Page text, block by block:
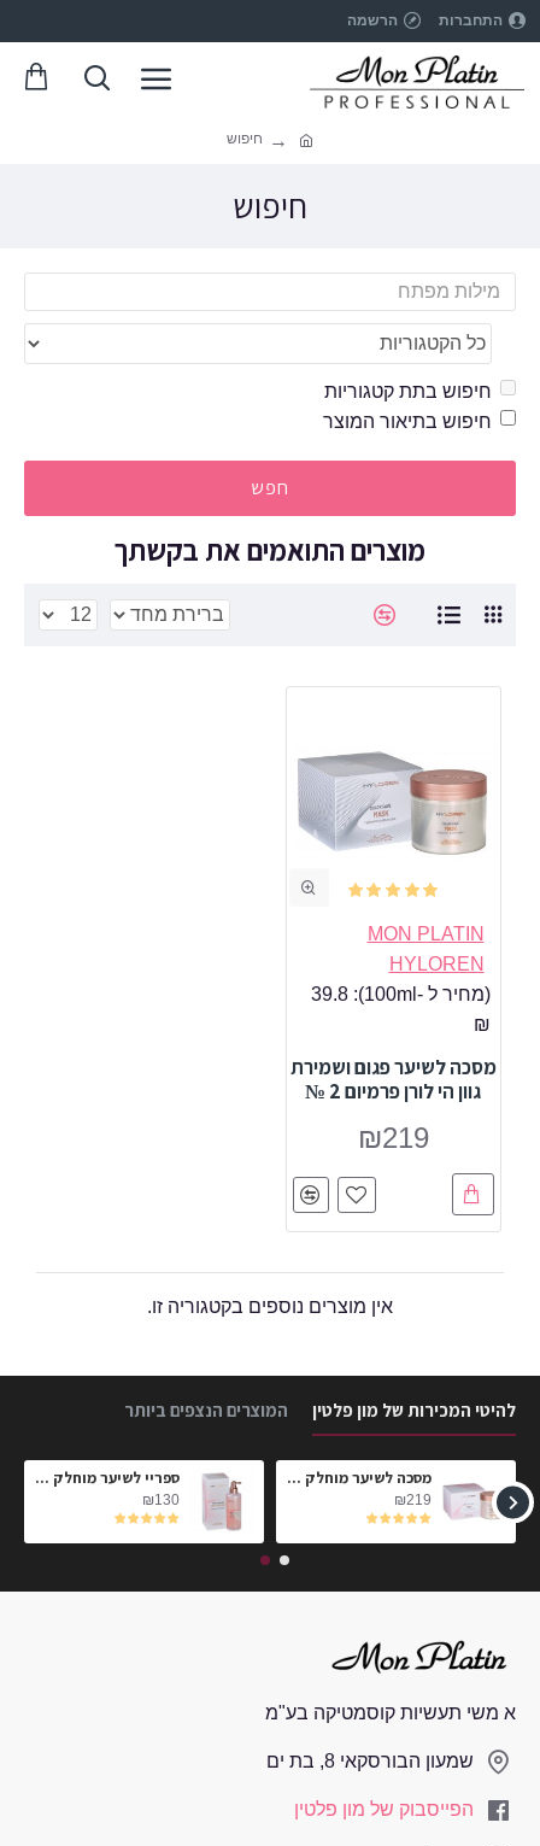
התחברות הרשמה
חיפוש
חיפוש
חיפוש בתת קטגוריות
חיפוש בתיאור המוצר
חפש
מוצרים התואמים את בקשתך
MON PLATIN
HYLOREN
(מחיר ל -100ml):
39.8
₪
מסכה לשיער פגום ושמירת
גוון הי לורן פרמיום 2 №
₪219
אין מוצרים נוספים בקטגוריה זו.
להיטי המכירות של מון פלטין המוצרים הנצפים ביותר
מסכה לשיער מוחלק הי-לורן פרימיום 2 №
₪219
ספריי לשיער מוחלק Dream Hair
₪130
א משי תעשיות קוסמטיקה בע"מ
שמעון הבורסקאי 8, בת ים
הפייסבוק של מון פלטין